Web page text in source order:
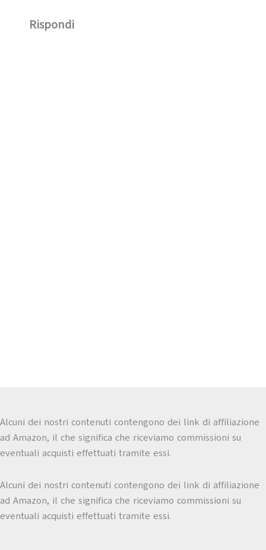
Rispondi
Alcuni dei nostri contenuti contengono dei link di affiliazione
ad Amazon, il che significa che riceviamo commissioni su
eventuali acquisti effettuati tramite essi.
Alcuni dei nostri contenuti contengono dei link di affiliazione
ad Amazon, il che significa che riceviamo commissioni su
eventuali acquisti effettuati tramite essi.